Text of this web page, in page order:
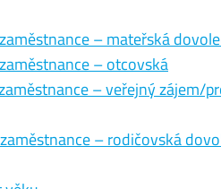
– mateřská
– otcovská
– veřejný zájem/
– rodičovská